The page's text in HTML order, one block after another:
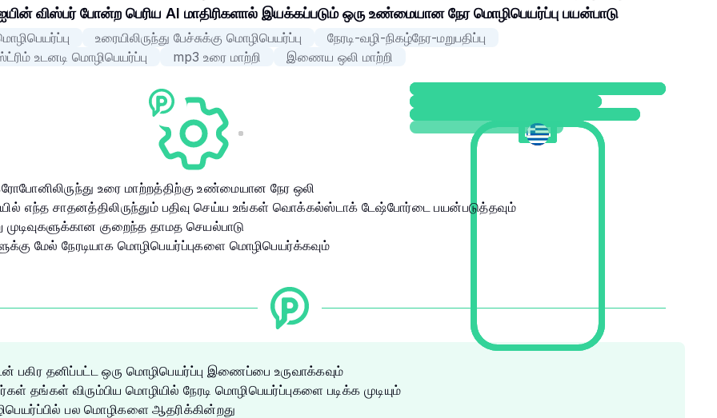
விஸ்பர் போன்ற பெரிய AI மாதிரிகளால் இயக்கப்படும் ஒரு உண்மையான நேர மொழிபெயர்ப்பு பயன்பாடு
உரையிலிருந்து பேச்சுக்கு மொழிபெயர்ப்பு
நேரடி-வழி-நிகழ்நேர-மறுபதிப்பு
உடனடி மொழிபெயர்ப்பு
mp3 உரை மாற்றி இணைய ஒலி மாற்றி
உரை மாற்றத்திற்கு உண்மையான நேர ஒலி
எந்த சாதனத்திலிருந்தும் பதிவு செய்ய உங்கள் வொக்கல்ஸ்டாக் டேஷ்போர்டை பயன்படுத்தவும்
முடிவுகளுக்கான குறைந்த தாமத செயல்பாடு
மேல் நேரடியாக மொழிபெயர்ப்புகளை மொழிபெயர்க்கவும்
பகிர தனிப்பட்ட ஒரு மொழிபெயர்ப்பு இணைப்பை உருவாக்கவும்
தங்கள் விரும்பிய மொழியில் நேரடி மொழிபெயர்ப்புகளை படிக்க முடியும்
பல மொழிகளை ஆதரிக்கின்றது